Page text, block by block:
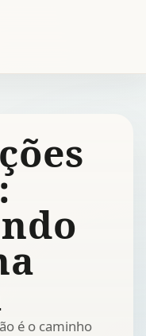
é o caminho